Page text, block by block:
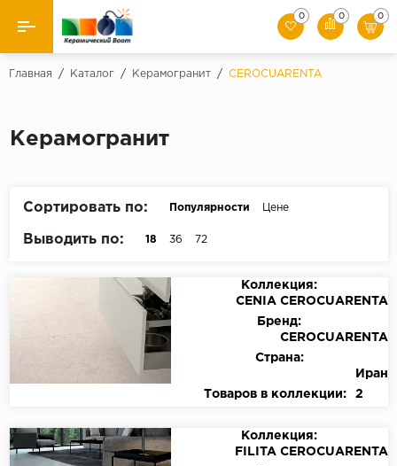
Назад
Керамическая плитка
0 0 0
Главная / Каталог / Керамогранит / CEROCUARENTA
Керамогранит
Сортировать по: Популярности Цене
Выводить по: 18 36 72
Коллекция:
CENIA CEROCUARENTA
Бренд:
CEROCUARENTA
Страна:
Иран
Товаров в коллекции:
2
Коллекция:
FILITA CEROCUARENTA